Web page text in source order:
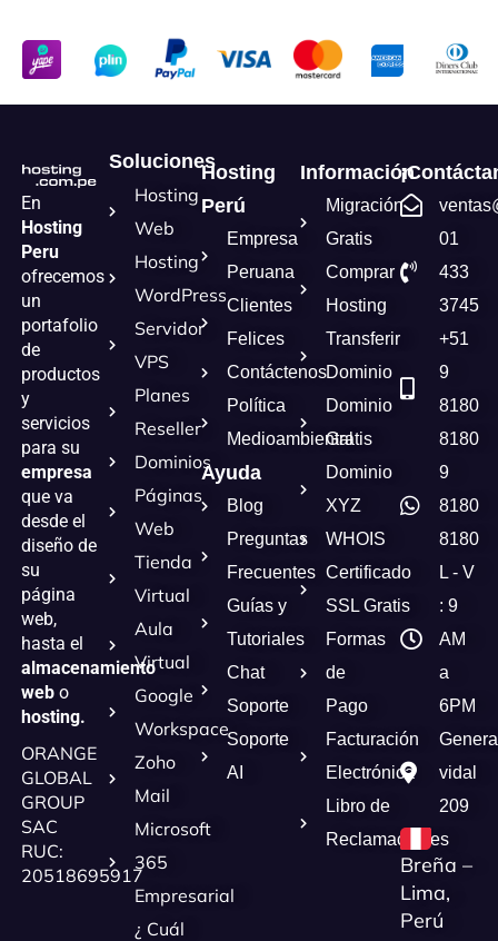
En
Hosting
Peru
ofrecemos
un
portafolio
de
productos
y
servicios
para su
empresa
que va
desde el
diseño de
su
página
web,
hasta el
almacenamiento
webo
hosting.
ORANGE
GLOBAL
GROUP
SAC
RUC:
20518695917
Soluciones
Hosting
Web
Hosting
WordPress
Servidor
VPS
Planes
Reseller
Dominios
Páginas
Web
Tienda
Virtual
Aula
Virtual
Google
Workspace
Zoho
Mail
Microsoft
365
Empresarial
¿ Cuál
Hosting
Perú
Empresa
Peruana
Clientes
Felices
Contáctenos
Política
Medioambiental
Ayuda
Blog
Preguntas
Frecuentes
Guías y
Tutoriales
Chat
Soporte
Soporte
AI
Información
Migración
Gratis
Comprar
Hosting
Transferir
Dominio
Dominio
Gratis
Dominio
XYZ
WHOIS
Certificado
SSL Gratis
Formas
de
Pago
Facturación
Electrónica
Libro de
Reclamaciones
01
433
3745
+51
9
8180
8180
9
8180
8180
L - V
: 9
AM
a
6PM
vidal
209
Breña –
Lima,
Perú